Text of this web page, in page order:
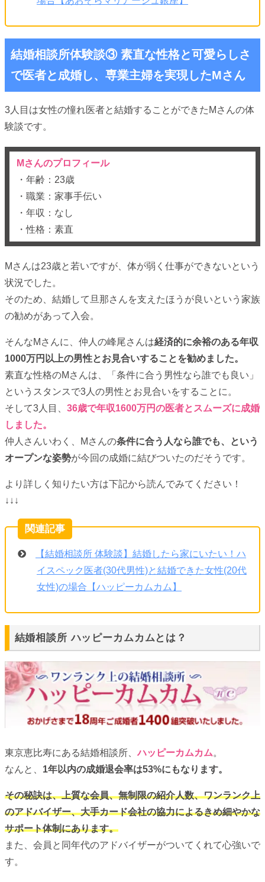
結婚相談所体験談③ 素直な性格と可愛らしさ
で医者と成婚し、専業主婦を実現したMさん
3人目は女性の憧れ医者と結婚することができたMさんの体
験談です。
Mさんのプロフィール
・年齢：23歳
・職業：家事手伝い
・年収：なし
・性格：素直
Mさんは23歳と若いですが、体が弱く仕事ができないという
状況でした。
そのため、結婚して旦那さんを支えたほうが良いという家族
の勧めがあって入会。
そんなMさんに、仲人の峰尾さんは経済的に余裕のある年収
1000万円以上の男性とお見合いすることを勧めました。
素直な性格のMさんは、「条件に合う男性なら誰でも良い」
というスタンスで3人の男性とお見合いをすることに。
そして3人目、 36歳で年収1600万円の医者とスムーズに成婚
しました。
仲人さんいわく、Mさんの条件に合う人なら誰でも、という
オープンな姿勢が今回の成婚に結びついたのだそうです。
より詳しく知りたい方は下記から読んでみてください！
↓↓↓
【結婚相談所 体験談】結婚したら家にいたい！ハ
イスペック医者(30代男性)と結婚できた女性(20代
女性)の場合【ハッピーカムカム】
結婚相談所 ハッピーカムカムとは？
東京恵比寿にある結婚相談所、ハッピーカムカム。
なんと、 1年以内の成婚退会率は53%にもなります。
その秘訣は、上質な会員、無制限の紹介人数、ワンランク上
のアドバイザー、大手カード会社の協力によるきめ細やかな
サポート体制にあります。
また、会員と同年代のアドバイザーがついてくれて心強いで
す。